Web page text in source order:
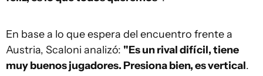
En base a lo que espera del encuentro frente a
Austria, Scaloni analizó: "Es un rival difícil, tiene
muy buenos jugadores. Presiona bien, es vertical.